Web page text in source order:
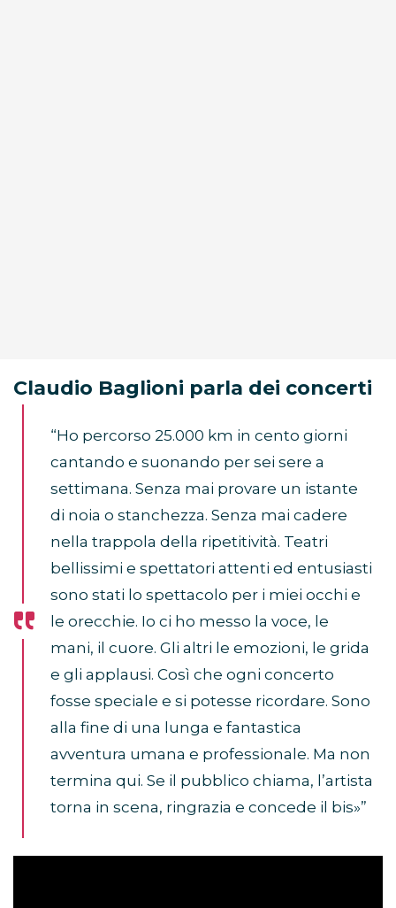
Claudio Baglioni parla dei concerti
“Ho percorso 25.000 km in cento giorni
cantando e suonando per sei sere a
settimana. Senza mai provare un istante
di noia o stanchezza. Senza mai cadere
nella trappola della ripetitività. Teatri
bellissimi e spettatori attenti ed entusiasti
sono stati lo spettacolo per i miei occhi e
le orecchie. Io ci ho messo la voce, le
mani, il cuore. Gli altri le emozioni, le grida
e gli applausi. Così che ogni concerto
fosse speciale e si potesse ricordare. Sono
alla fine di una lunga e fantastica
avventura umana e professionale. Ma non
termina qui. Se il pubblico chiama, l’artista
torna in scena, ringrazia e concede il bis»”